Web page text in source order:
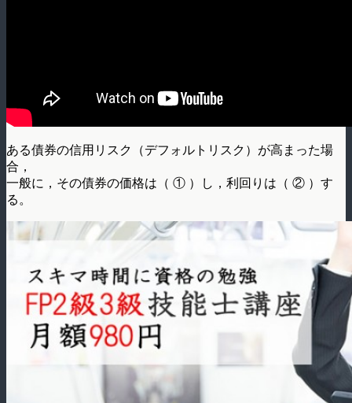
ある債券の信用リスク（デフォルトリスク）が高まった場
合，
一般に，その債券の価格は（ ① ）し，利回りは（ ② ）す
る。